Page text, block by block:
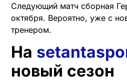
Следующий матч сборная
октября. Вероятно, уже с
тренером.
На
новый сезон